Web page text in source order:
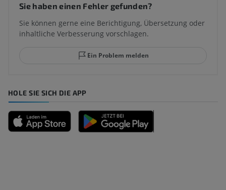
Sie haben einen Fehler gefunden?
Sie können gerne eine Berichtigung, Übersetzung oder
inhaltliche Verbesserung vorschlagen.
Ein Problem melden
HOLE SIE SICH DIE APP